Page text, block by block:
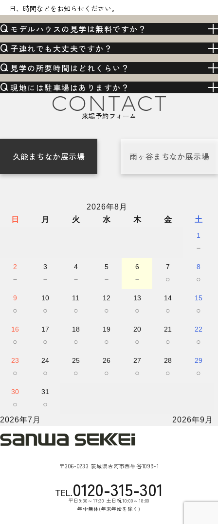
日、時間などをお知らせください。
Qモデルハウスの見学は無料ですか？
Q子連れでも大丈夫ですか？
Q見学の所要時間はどれくらい？
Q現地には駐車場はありますか？
CONTACT
来場予約フォーム
久能まちなか展示場 雨ヶ谷まちなか展示場
2026年8月
日
月 火 水 木 金 土
1
－
2
－
3
－
4
－
5
－
6
－
7
○
8
○
9
○
10
○
11
○
12
○
13
○
14
○
15
○
16
○
17
○
18
○
19
○
20
○
21
○
22
○
23
○
24
○
25
○
26
○
27
○
28
○
29
○
30
○
31
○
2026年7月
2026年9月
〒306-0233 茨城県古河市西牛谷1099-1
TEL.0120-315-301
平日9:30～17:30 土日祝10:00～18:00
年中無休(年末年始を除く)